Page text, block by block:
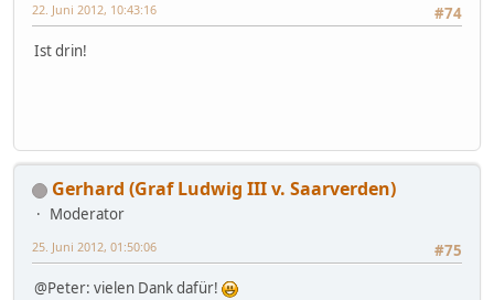
#74
22. Juni 2012, 10:43:16
Ist drin!
Gerhard (Graf Ludwig III v. Saarverden)
Moderator
#75
25. Juni 2012, 01:50:06
@Peter: vielen Dank dafür!